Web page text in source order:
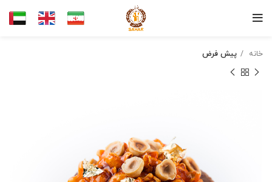
خانه پیش فرض